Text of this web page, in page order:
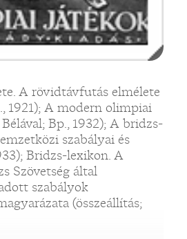
A rövidtávfutás elmélete
1921); A modern olimpiai
Bp., 1932); A bridzs-
szabályai és
Bridzs-lexikon. A
Szövetség által
szabályok
(összeállítás;